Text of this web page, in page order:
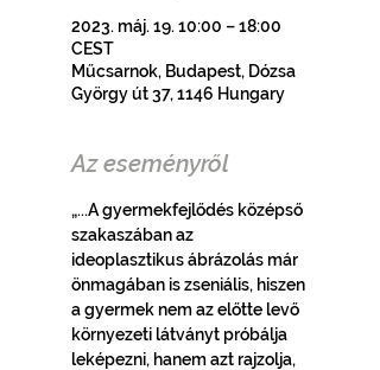
2023. máj. 19. 10:00 – 18:00
CEST
Műcsarnok, Budapest, Dózsa
György út 37, 1146 Hungary
Az eseményről
„...A gyermekfejlődés középső
szakaszában az
ideoplasztikus ábrázolás már
önmagában is zseniális, hiszen
a gyermek nem az előtte levő
környezeti látványt próbálja
leképezni, hanem azt rajzolja,